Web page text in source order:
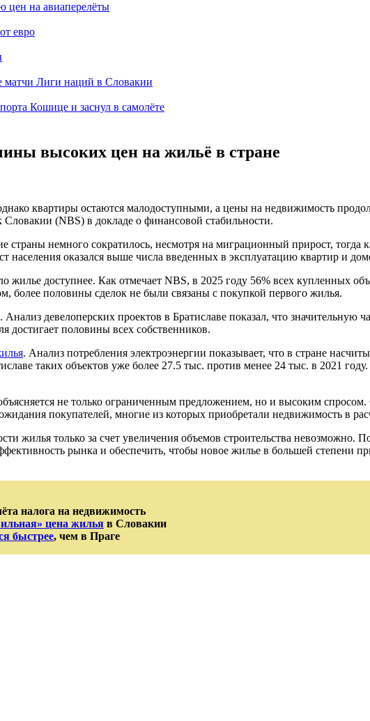
цен на авиаперелёты
евро
матчи Лиги наций в Словакии
Кошице и заснул в самолёте
высоких цен на жильё в стране
квартиры остаются малодоступными, а цены на недвижимость
(NBS) в докладе о финансовой стабильности.
страны немного сократилось, несмотря на миграционный прирост,
оказался выше числа введенных в эксплуатацию квартир и
жилье доступнее. Как отмечает NBS, в 2025 году 56% всех купленных
половины сделок не были связаны с покупкой первого жилья.
девелоперских проектов в Братиславе показал, что значительную
половины всех собственников.
. Анализ потребления электроэнергии показывает, что в стране
таких объектов уже более 27.5 тыс. против менее 24 тыс. в 2021
не только ограниченным предложением, но и высоким
покупателей, многие из которых приобретали недвижимость в
жилья только за счет увеличения объемов строительства невозможно.
рынка и обеспечить, чтобы новое жилье в большей степени
налога на недвижимость
цена жилья в Словакии
быстрее, чем в Праге